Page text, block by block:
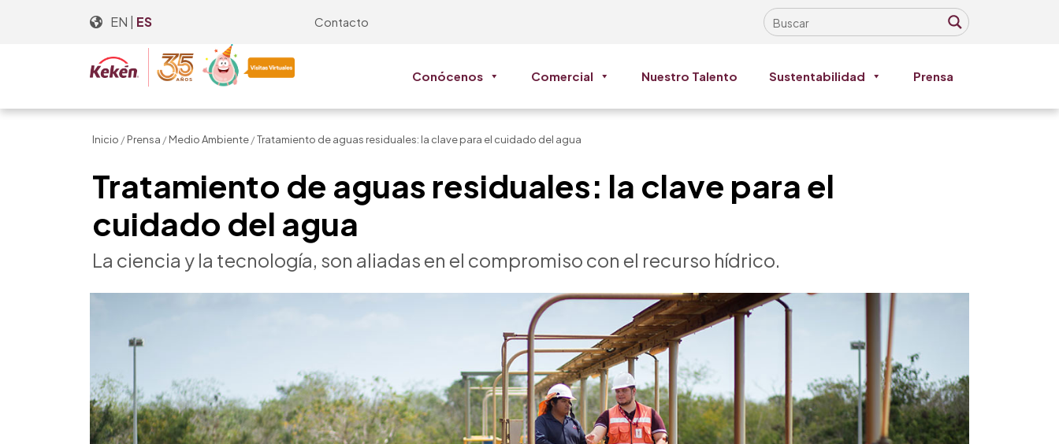
EN ES Contacto
Conócenos Comercial Nuestro Talento Sustentabilidad Prensa
Inicio /Prensa /Medio Ambiente/Tratamiento de aguas residuales: la clave para el cuidado del agua
Tratamiento de aguas residuales: la clave para el
cuidado del agua
La ciencia y la tecnología, son aliadas en el compromiso con el recurso hídrico.